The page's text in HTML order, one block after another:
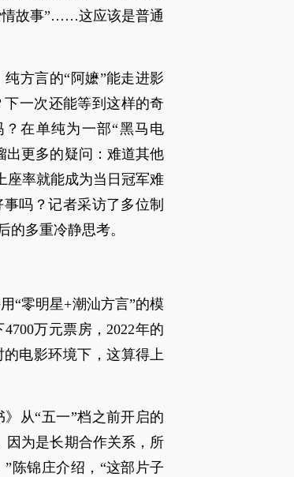
情故事”……这应该是普通
方言的“阿嬷”能走进影
一次还能等到这样的奇
在单纯为一部“黑马电
出更多的疑问：难道其他
座率就能成为当日冠军难
吗？记者采访了多位制
的多重冷静思考。
“零明星+潮汕方言”的模
万元票房，2022年的
电影环境下，这算得上
从“五一”档之前开启的
因为是长期合作关系，所
陈锦庄介绍，“这部片子